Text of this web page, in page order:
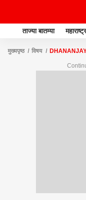
ताज्या बातम्या महाराष्ट्र
मुख्यपृष्ठ विषय